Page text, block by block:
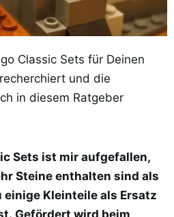
Classic Sets für Deinen
und die
in diesem Ratgeber
Sets ist mir aufgefallen,
Steine enthalten sind als
einige Kleinteile als Ersatz
Gefördert wird beim